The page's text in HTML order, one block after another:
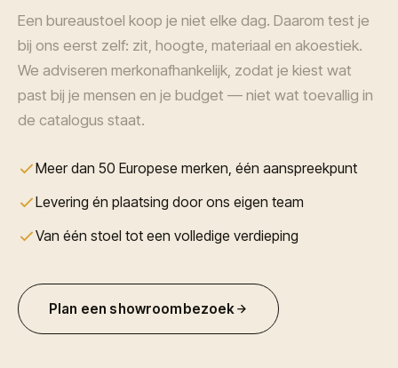
Een bureaustoel koop je niet elke dag. Daarom test je
bij ons eerst zelf: zit, hoogte, materiaal en akoestiek.
We adviseren merkonafhankelijk, zodat je kiest wat
past bij je mensen en je budget — niet wat toevallig in
de catalogus staat.
Meer dan 50 Europese merken, één aanspreekpunt
Levering én plaatsing door ons eigen team
Van één stoel tot een volledige verdieping
Plan een showroombezoek